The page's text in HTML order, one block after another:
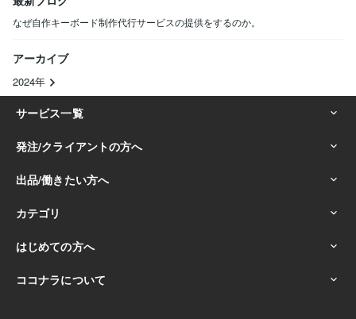
なぜ自作キーボード制作代行サービスの提供をするのか。
アーカイブ
2024年